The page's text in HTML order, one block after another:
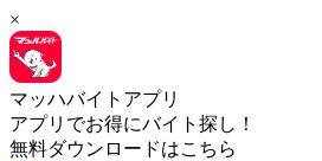
×
マッハバイトアプリ
アプリでお得にバイト探し！
無料ダウンロードはこちら